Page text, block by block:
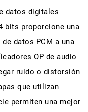
datos digitales
bits proporcione una
datos PCM a una
OP de audio
ruido o distorsión
que utilizan
permiten una mejor